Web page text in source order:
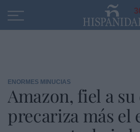
ENORMES MINUCIAS
Amazon, fiel a
precariza más el